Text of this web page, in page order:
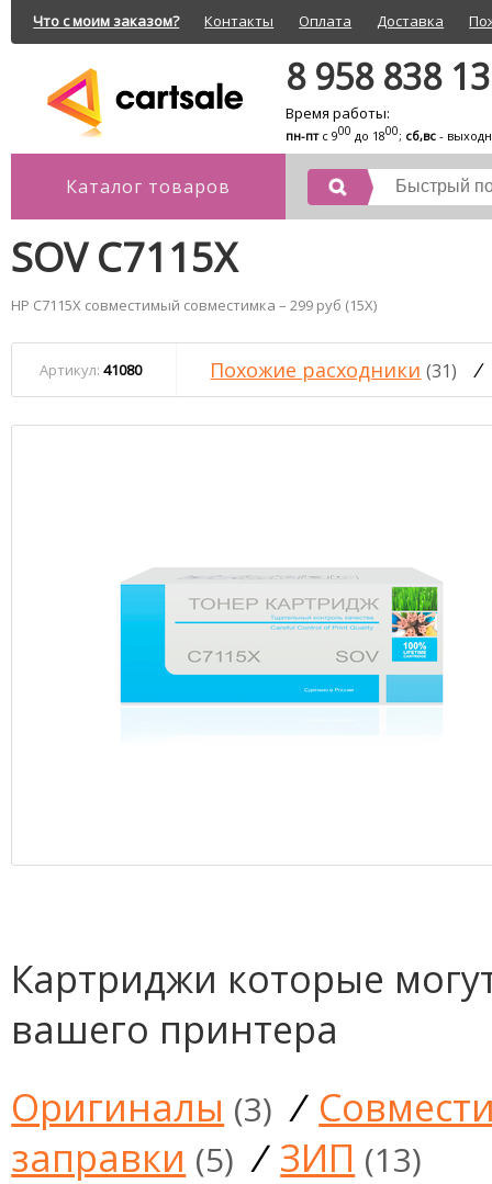
Что с моим заказом? Контакты Оплата Доставка
8 958 838
Время работы:
пн-птс 900 до 1800; сб,вс -
Каталог товаров
SOV C7115X
HP C7115X совместимый совместимка – 299 руб (15X)
Артикул: 41080 Похожие расходники (31) /
Картриджи которые
вашего принтера
Оригиналы (3) /
заправки (5) / ЗИП (13)